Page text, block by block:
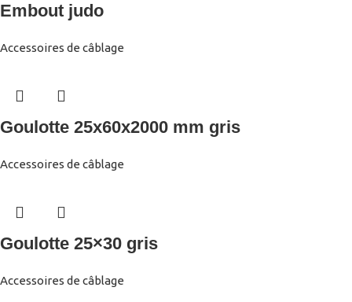
Embout judo
Accessoires de câblage
Goulotte 25x60x2000 mm gris
Accessoires de câblage
Goulotte 25×30 gris
Accessoires de câblage